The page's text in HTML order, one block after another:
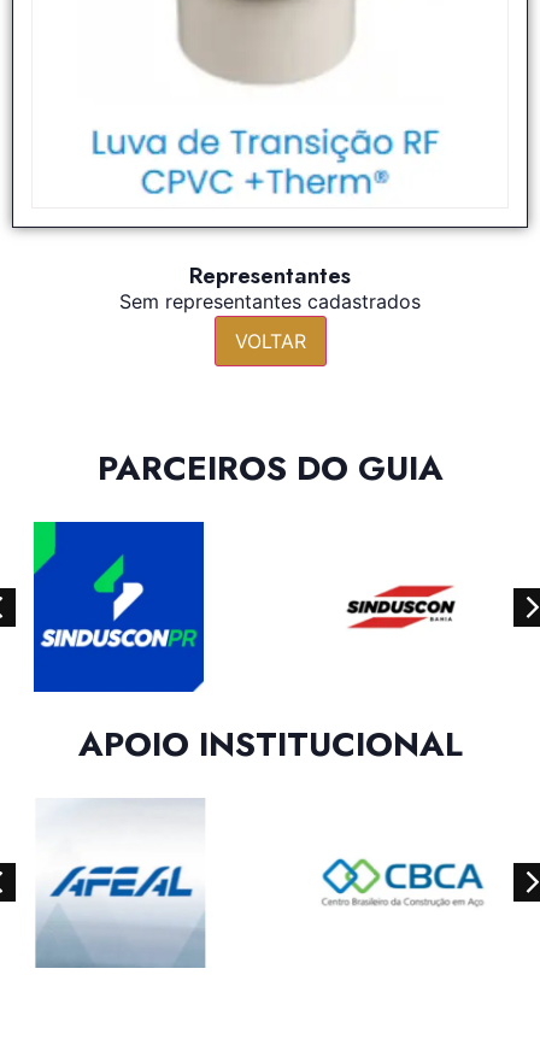
Representantes
Sem representantes cadastrados
VOLTAR
PARCEIROS DO GUIA
APOIO INSTITUCIONAL